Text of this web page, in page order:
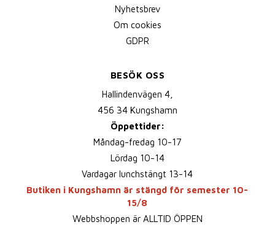
Nyhetsbrev
Om cookies
GDPR
BESÖK OSS
Hallindenvägen 4,
456 34 Kungshamn
Öppettider:
Måndag-fredag 10-17
Lördag 10-14
Vardagar lunchstängt 13-14
Butiken i Kungshamn är stängd för semester 10-
15/8
Webbshoppen är ALLTID ÖPPEN